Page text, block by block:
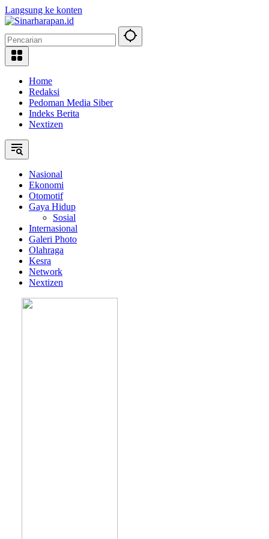
Langsung ke konten
Home
Redaksi
Pedoman Media Siber
Indeks Berita
Nextizen
Nasional
Ekonomi
Otomotif
Gaya Hidup
Sosial
Internasional
Galeri Photo
Olahraga
Kesra
Network
Nextizen